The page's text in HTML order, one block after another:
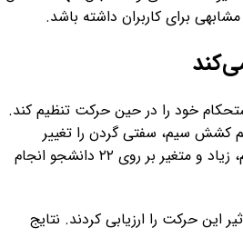
برای کاربران داشته باشد.
خود را در حین حرکت تنظیم کند.
کشش سیم، سفتی گردن را تغییر
می‌دهد. این گروه آزمایش‌هایی را با استفاده از سه درجه سفتی گردن از جمله کم، زیاد و متغیر بر روی ۲۲ دانشجو انجام
این حرکت را ارزیابی کردند. نتایج